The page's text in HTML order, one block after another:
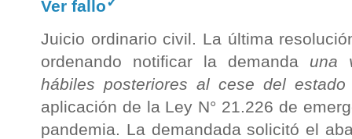
Ver fallo
Juicio ordinario civil. La última
ordenando notificar la demanda una
hábiles posteriores al cese del
aplicación de la Ley N° 21.226 de
pandemia. La demandada solicitó el